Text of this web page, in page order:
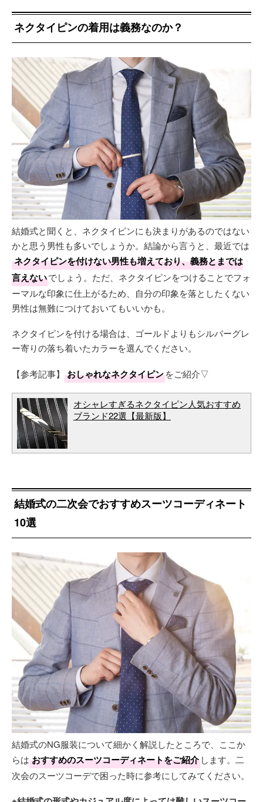
ネクタイピンの着用は義務なのか？
結婚式と聞くと、ネクタイピンにも決まりがあるのではない
かと思う男性も多いでしょうか。結論から言うと、最近では
ネクタイピンを付けない男性も増えており、義務とまでは
言えないでしょう。ただ、ネクタイピンをつけることでフォ
ーマルな印象に仕上がるため、自分の印象を落としたくない
男性は無難につけておいてもいいかも。
ネクタイピンを付ける場合は、ゴールドよりもシルバーグレ
ー寄りの落ち着いたカラーを選んでください。
【参考記事】 おしゃれなネクタイピンをご紹介▽
オシャレすぎるネクタイピン人気おすすめ
ブランド22選【最新版】
結婚式の二次会でおすすめスーツコーディネート
10選
結婚式のNG服装について細かく解説したところで、ここか
らは おすすめのスーツコーディネートをご紹介 します。二
次会のスーツコーデで困った時に参考にしてみてください。